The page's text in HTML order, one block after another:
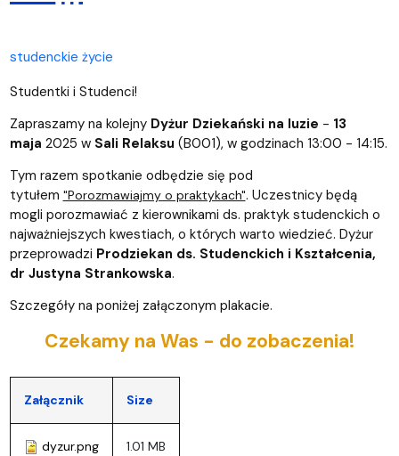
studenckie życie
Studentki i Studenci!
Zapraszamy na kolejny Dyżur Dziekański na luzie - 13
maja 2025 w Sali Relaksu (B001), w godzinach 13:00 - 14:15.
Tym razem spotkanie odbędzie się pod
tytułem "Porozmawiajmy o praktykach". Uczestnicy będą
mogli porozmawiać z kierownikami ds. praktyk studenckich o
najważniejszych kwestiach, o których warto wiedzieć. Dyżur
przeprowadzi Prodziekan ds. Studenckich i Kształcenia,
dr Justyna Strankowska.
Szczegóły na poniżej załączonym plakacie.
Czekamy na Was - do zobaczenia!
Załącznik Size
dyzur.png 1.01 MB